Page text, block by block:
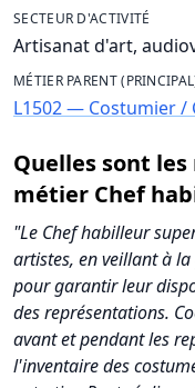
SECTEUR D'ACTIVITÉ
Artisanat d'art,
MÉTIER PARENT
L1502 — Costumier /
Quelles sont
métier Chef
"Le Chef habilleur
artistes, en veillant à
pour garantir leur
des représentations.
avant et pendant les
l'inventaire des